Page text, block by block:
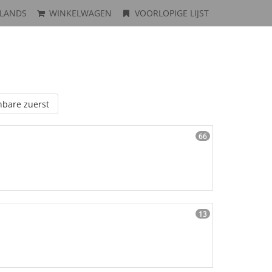
WINKELWAGEN VOORLOPIGE LIJST
zuerst
66
13